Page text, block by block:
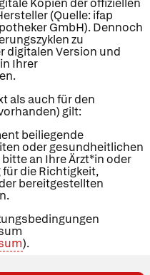
Kopien der offiziellen
(Quelle: ifap
GmbH). Dennoch
zu
digitalen Version und
Ihrer
als auch für den
gilt:
beiliegende
oder gesundheitlichen
an Ihre Ärzt*in oder
für die Richtigkeit,
bereitgestellten
).